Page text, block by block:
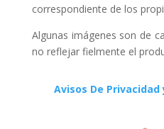
correspondiente de los
Algunas imágenes son de
no reflejar fielmente el
Avisos De